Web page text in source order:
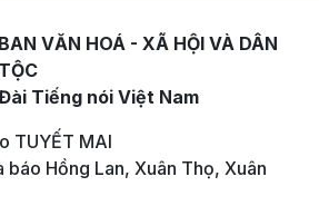
BAN VĂN HOÁ - XÃ HỘI VÀ DÂN
TỘC
Tiếng nói Việt Nam
TUYẾT MAI
báo Hồng Lan, Xuân Thọ, Xuân